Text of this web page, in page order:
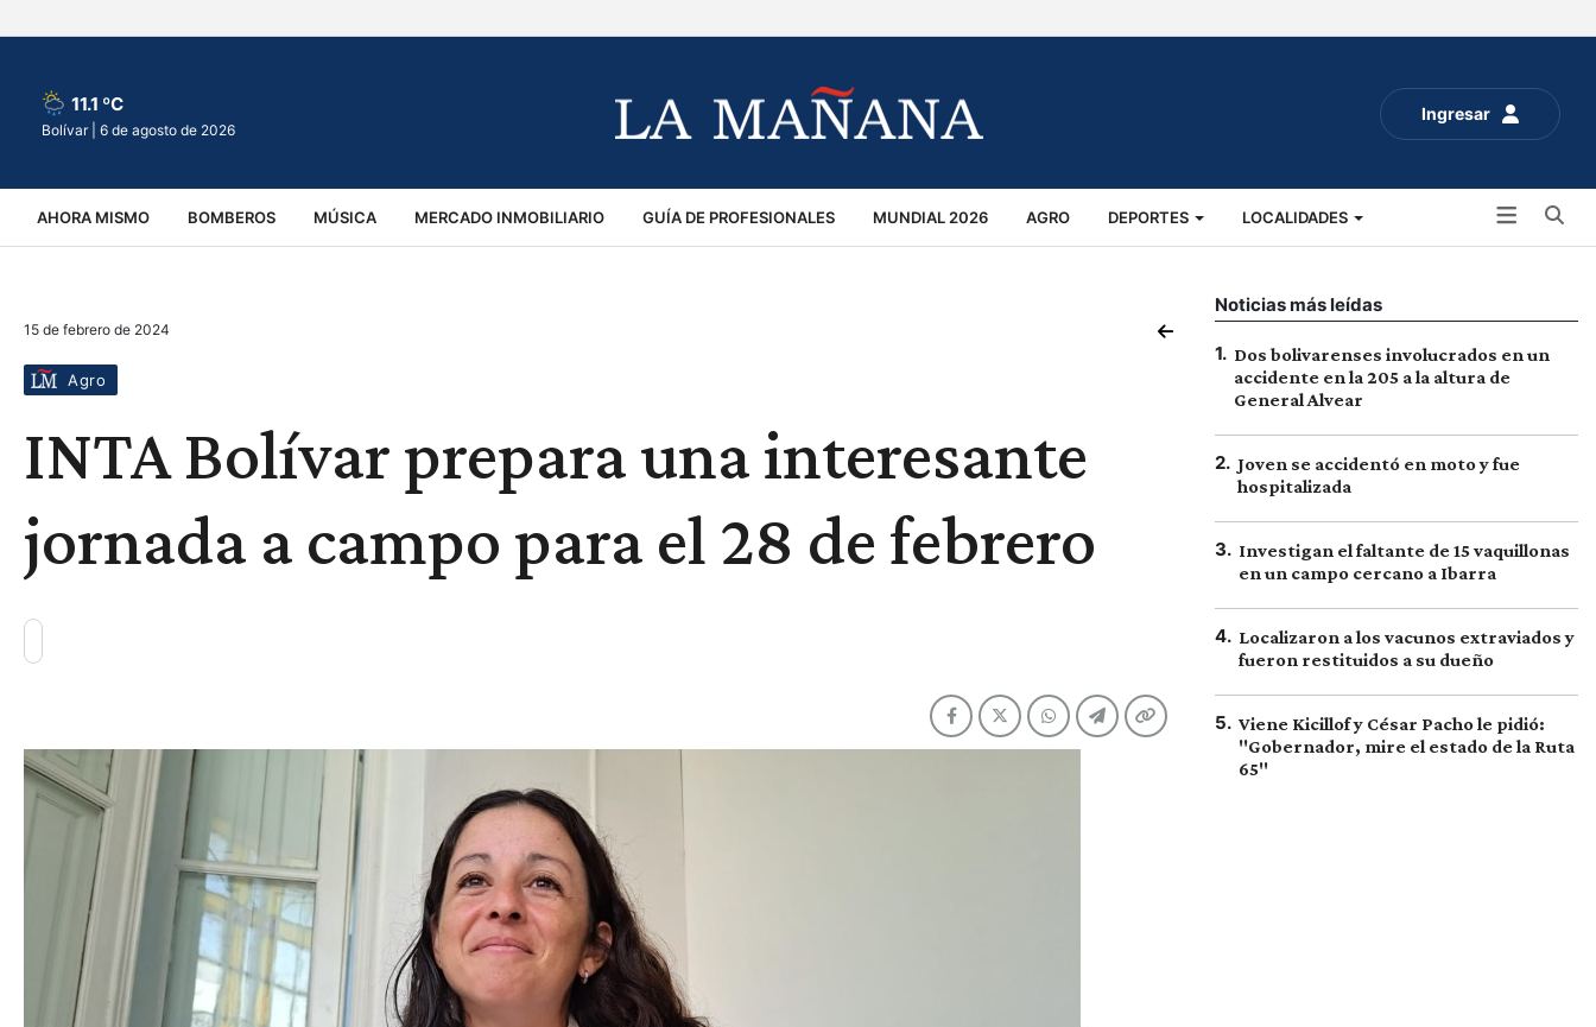
Ingresar
11.1 ºC
Bolívar | 6 de agosto de 2026
AHORA MISMO BOMBEROS MÚSICA MERCADO INMOBILIARIO GUÍA DE PROFESIONALES MUNDIAL 2026 AGRO DEPORTES LOCALIDADES
VIRALES ACCIDENTES
15 de febrero de 2024
Agro
INTA Bolívar prepara una interesante
jornada a campo para el 28 de febrero
Noticias más leídas
1. Dos bolivarenses involucrados en un
accidente en la 205 a la altura de
General Alvear
2. Joven se accidentó en moto y fue
hospitalizada
3. Investigan el faltante de 15 vaquillonas
en un campo cercano a Ibarra
4. Localizaron a los vacunos extraviados y
fueron restituidos a su dueño
5. Viene Kicillof y César Pacho le pidió:
"Gobernador, mire el estado de la Ruta
65"